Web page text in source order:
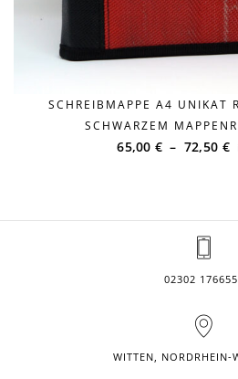
SCHREIBMAPPE A4 UNIKAT
SCHWARZEM
65,00 € – 72,50 €
02302
WITTEN, NORDRHEIN-